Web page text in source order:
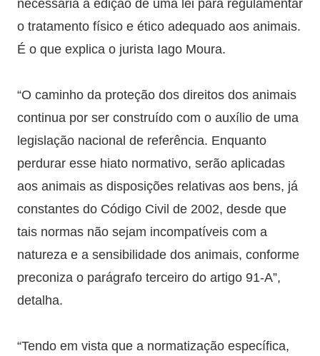
necessária a edição de uma lei para regulamentar
o tratamento físico e ético adequado aos animais.
É o que explica o jurista Iago Moura.
“O caminho da proteção dos direitos dos animais
continua por ser construído com o auxílio de uma
legislação nacional de referência. Enquanto
perdurar esse hiato normativo, serão aplicadas
aos animais as disposições relativas aos bens, já
constantes do Código Civil de 2002, desde que
tais normas não sejam incompatíveis com a
natureza e a sensibilidade dos animais, conforme
preconiza o parágrafo terceiro do artigo 91-A”,
detalha.
“Tendo em vista que a normatização específica,